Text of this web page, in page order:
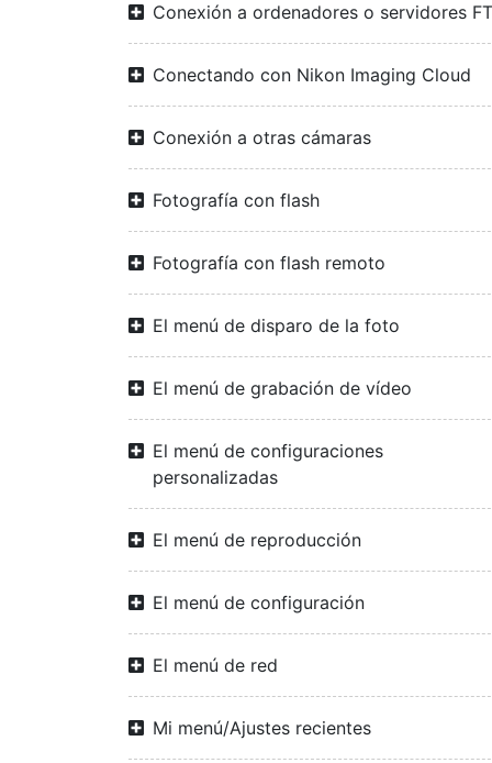
Conexión a ordenadores o servidores
Conectando con Nikon Imaging Cloud
Conexión a otras cámaras
Fotografía con flash
Fotografía con flash remoto
El menú de disparo de la foto
El menú de grabación de vídeo
El menú de configuraciones
personalizadas
El menú de reproducción
El menú de configuración
El menú de red
Mi menú/Ajustes recientes